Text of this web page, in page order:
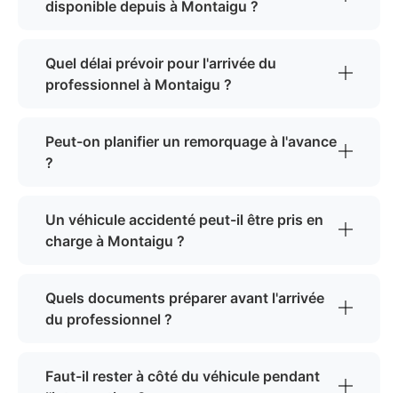
disponible depuis à Montaigu ?
Quel délai prévoir pour l'arrivée du
professionnel à Montaigu ?
Peut-on planifier un remorquage à l'avance
?
Un véhicule accidenté peut-il être pris en
charge à Montaigu ?
Quels documents préparer avant l'arrivée
du professionnel ?
Faut-il rester à côté du véhicule pendant